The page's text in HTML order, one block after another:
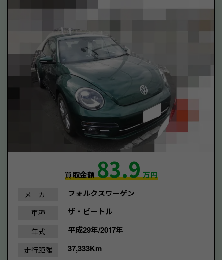
買取金額83.9万円
メーカー フォルクスワーゲン
車種 ザ・ビートル
年式 平成29年/2017年
走行距離 37,333Km